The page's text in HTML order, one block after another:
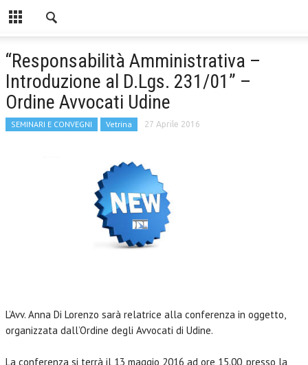
“Responsabilità Amministrativa –
Introduzione al D.Lgs. 231/01” –
Ordine Avvocati Udine
SEMINARI E CONVEGNI Vetrina 27 Aprile 2016
L’Avv. Anna Di Lorenzo sarà relatrice alla conferenza in oggetto,
organizzata dall’Ordine degli Avvocati di Udine.
La conferenza si terrà il 13 maggio 2016 ad ore 15.00, presso la